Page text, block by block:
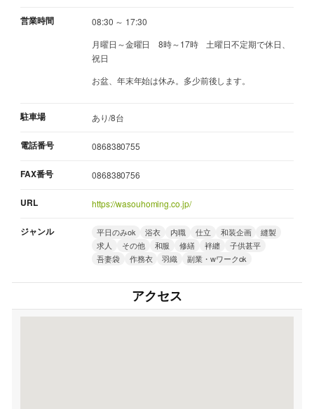
営業時間
08:30 ～ 17:30
月曜日～金曜日 8時～17時 土曜日不定期で休日、
祝日
お盆、年末年始は休み。多少前後します。
駐車場 あり/8台
電話番号 0868380755
FAX番号 0868380756
URL https://wasouhoming.co.jp/
ジャンル 平日のみok 浴衣 内職 仕立 和装企画
縫製
求人
その他 和服 修繕 袢纏
子供甚平
吾妻袋
作務衣 羽織 副業・wワークok
アクセス